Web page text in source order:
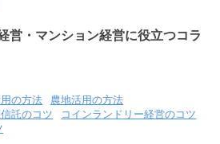
営・マンション経営に役立つコラ
の方法
農地活用の方法
託のコツ
コインランドリー経営のコツ